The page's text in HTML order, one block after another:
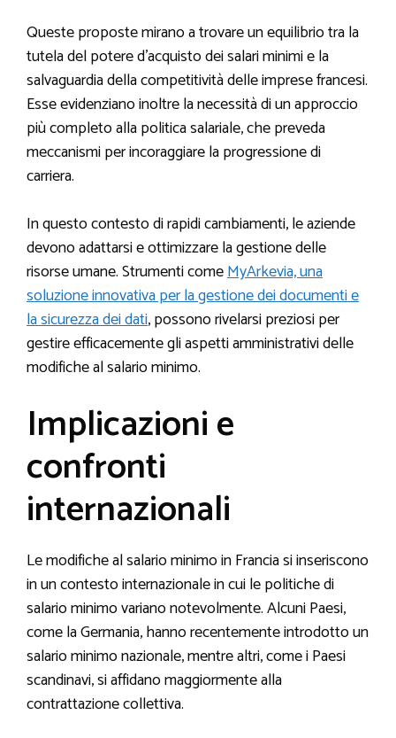
Queste proposte mirano a trovare un equilibrio tra la
tutela del potere d’acquisto dei salari minimi e la
salvaguardia della competitività delle imprese francesi.
Esse evidenziano inoltre la necessità di un approccio
più completo alla politica salariale, che preveda
meccanismi per incoraggiare la progressione di
carriera.
In questo contesto di rapidi cambiamenti, le aziende
devono adattarsi e ottimizzare la gestione delle
risorse umane. Strumenti comeMyArkevia, una
soluzione innovativa per la gestione dei documenti e
la sicurezza dei dati, possono rivelarsi preziosi per
gestire efficacemente gli aspetti amministrativi delle
modifiche al salario minimo.
Implicazioni e
confronti
internazionali
Le modifiche al salario minimo in Francia si inseriscono
in un contesto internazionale in cui le politiche di
salario minimo variano notevolmente. Alcuni Paesi,
come la Germania, hanno recentemente introdotto un
salario minimo nazionale, mentre altri, come i Paesi
scandinavi, si affidano maggiormente alla
contrattazione collettiva.